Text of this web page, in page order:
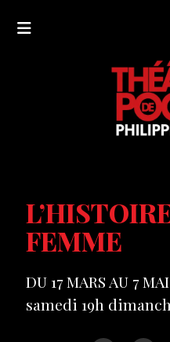
FEMME
DU 17 MARS AU 7
samedi 19h